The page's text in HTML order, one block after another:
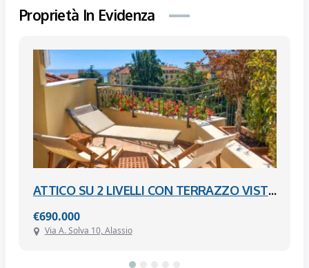
Proprietà In Evidenza
ATTICO SU 2 LIVELLI CON TERRAZZO VISTA MARE – VIA SOLVA – 150 M DAL MARE – ALASSIO
€690.000
Via A. Solva 10, Alassio